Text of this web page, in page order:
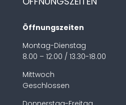
Öffnungszeiten
Montag-Dienstag
8.00 – 12:00 / 13.30-18.00
Mittwoch
Geschlossen